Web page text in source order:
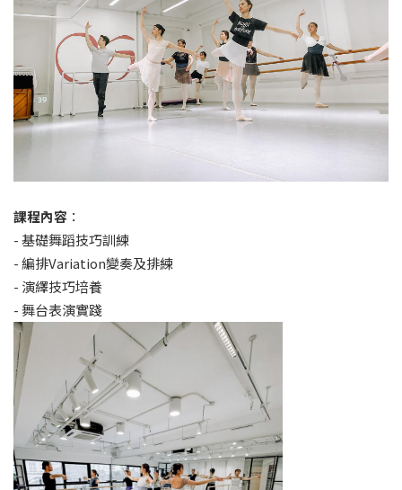
課程內容 ：
- 基礎舞蹈技巧訓練
- 編排Variation變奏及排練
- 演繹技巧培養
- 舞台表演實踐